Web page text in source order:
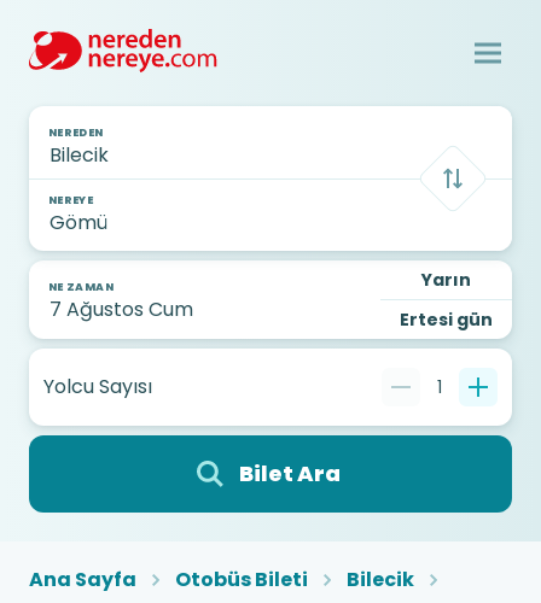
NEREDEN
NEREYE
NE ZAMAN
Yarın
Ertesi gün
Yolcu Sayısı 1
Bilet Ara
Ana Sayfa Otobüs Bileti
Bilecik